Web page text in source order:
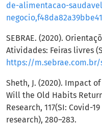
de-alimentacao-
SEBRAE. (2020).
Atividades: Feiras livres
https://m.sebrae.com.br/
Sheth, J. (2020). Impact
Will the Old Habits
Research, 117(SI: Covid-
research), 280–283.